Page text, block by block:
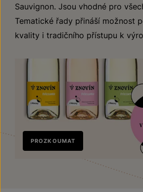
Sauvignon. Jsou vhodné pro
Tematické řady přináší možnost
kvality i tradičního přístupu k
Nově
v prodeji
PROZKOUMAT